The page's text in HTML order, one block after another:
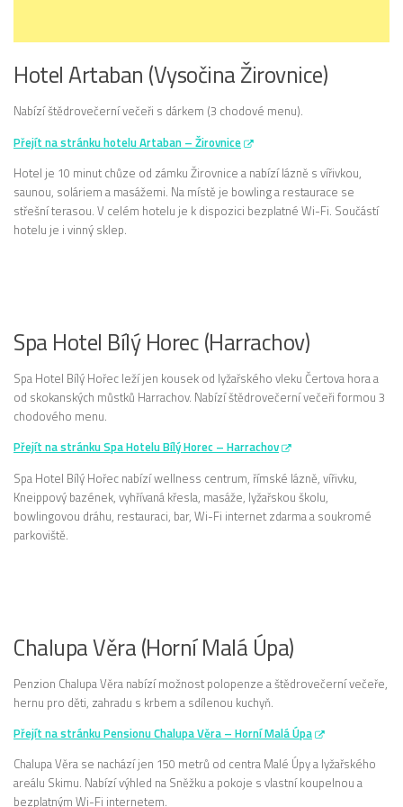
Hotel Artaban (Vysočina Žirovnice)
Nabízí štědrovečerní večeři s dárkem (3 chodové menu).
Přejít na stránku hotelu Artaban – Žirovnice
Hotel je 10 minut chůze od zámku Žirovnice a nabízí lázně s vířivkou,
saunou, soláriem a masážemi. Na místě je bowling a restaurace se
střešní terasou. V celém hotelu je k dispozici bezplatné Wi-Fi. Součástí
hotelu je i vinný sklep.
Spa Hotel Bílý Horec (Harrachov)
Spa Hotel Bílý Hořec leží jen kousek od lyžařského vleku Čertova hora a
od skokanských můstků Harrachov. Nabízí štědrovečerní večeři formou 3
chodového menu.
Přejít na stránku Spa Hotelu Bílý Horec – Harrachov
Spa Hotel Bílý Hořec nabízí wellness centrum, římské lázně, vířivku,
Kneippový bazének, vyhřívaná křesla, masáže, lyžařskou školu,
bowlingovou dráhu, restauraci, bar, Wi-Fi internet zdarma a soukromé
parkoviště.
Chalupa Věra (Horní Malá Úpa)
Penzion Chalupa Věra nabízí možnost polopenze a štědrovečerní večeře,
hernu pro děti, zahradu s krbem a sdílenou kuchyň.
Přejít na stránku Pensionu Chalupa Věra – Horní Malá Úpa
Chalupa Věra se nachází jen 150 metrů od centra Malé Úpy a lyžařského
areálu Skimu. Nabízí výhled na Sněžku a pokoje s vlastní koupelnou a
bezplatným Wi-Fi internetem.